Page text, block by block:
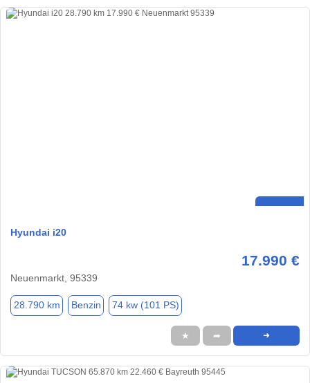
Hyundai i20
17.990 €
Neuenmarkt, 95339
28.790 km Benzin 74 kw (101 PS)
★ ➦ ➜